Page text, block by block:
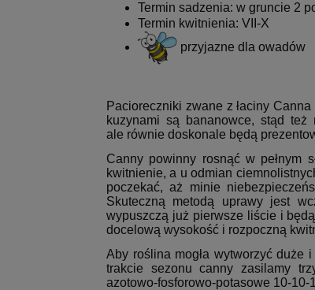
Termin sadzenia: w gruncie 2
Termin kwitnienia: VII-X
przyjazne dla owadów
Pacioreczniki zwane z łaciny
kuzynami są bananowce, stąd
ale równie doskonale będą
Canny powinny rosnąć w pełnym
kwitnienie, a u odmian
poczekać, aż minie
Skuteczną metodą uprawy jest
wypuszczą już pierwsze liście i
docelową wysokość i rozpoczną
Aby roślina mogła wytworzyć duże
trakcie sezonu canny zasilamy
azotowo-fosforowo-potasowe 10-